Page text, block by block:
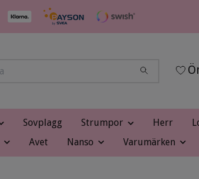
Sovplagg Strumpor Herr
Avet Nanso Varumärken